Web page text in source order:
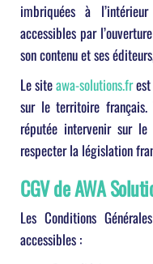
imbriquées à
accessibles par
son contenu et ses
Le siteawa-solutions.frest
sur le territoire
réputée intervenir sur
respecter la législation
CGV de AWA
Les Conditions
accessibles :